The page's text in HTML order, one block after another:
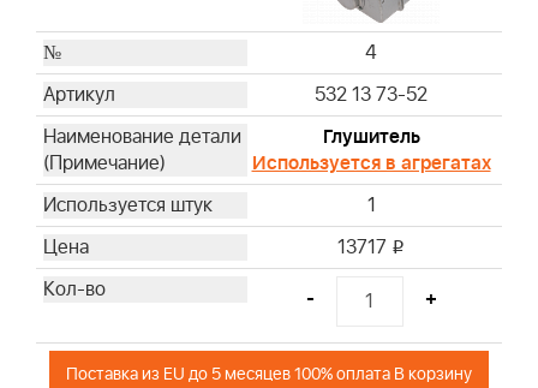
4
532 13 73-52
Глушитель
Используется в агрегатах
1
13717 i
- +
Поставка из EU до 5 месяцев 100% оплата В корзину